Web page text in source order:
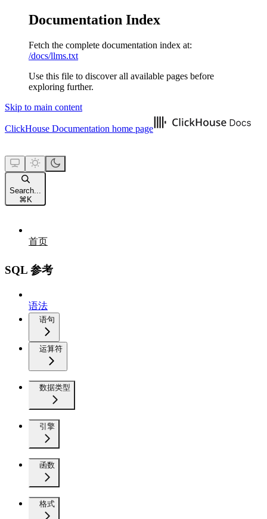
Documentation Index
Fetch the complete documentation index at:
/docs/llms.txt
Use this file to discover all available pages before
exploring further.
Skip to main content
ClickHouse Documentation home page
Search...
⌘ K
首页
SQL 参考
语法
语句
运算符
数据类型
引擎
函数
格式